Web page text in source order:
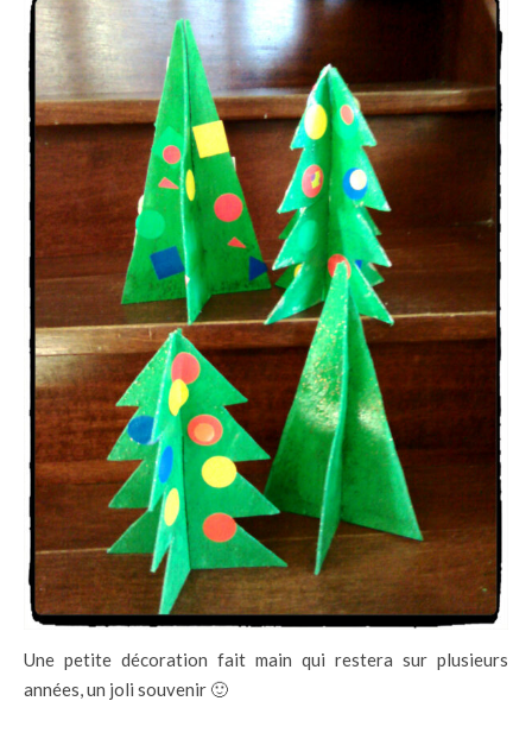
Une petite décoration fait main qui restera sur plusieurs
années, un joli souvenir 🙂